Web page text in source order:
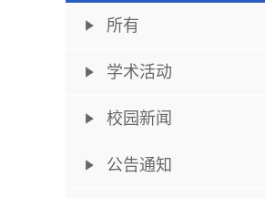
所有
学术活动
校园新闻
公告通知